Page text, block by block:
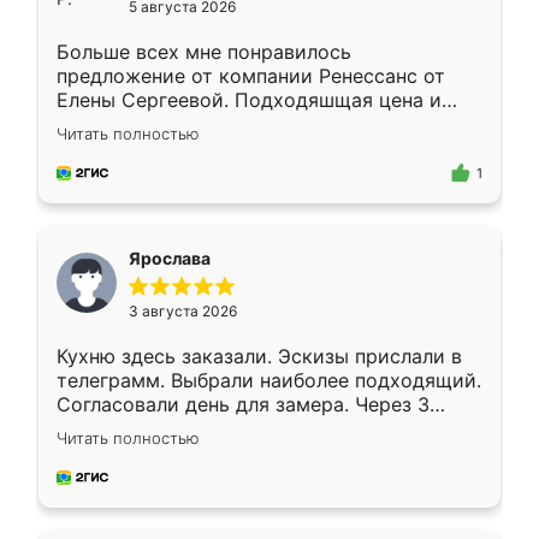
5 августа 2026
Больше всех мне понравилось
предложение от компании Ренессанс от
Елены Сергеевой. Подходяшщая цена и
короткие сроки изготовления. Приехавший
для замера сотрудник Владислав
предложил по моему эскизу самый
Читать полностью
1
Ярослава
3 августа 2026
Кухню здесь заказали. Эскизы прислали в
телеграмм. Выбрали наиболее подходящий.
Согласовали день для замера. Через 3
недели кухня была уже готова. Остались
довольны работой. Спасибо Ренессанс
мебель за качественную работу!
Читать полностью